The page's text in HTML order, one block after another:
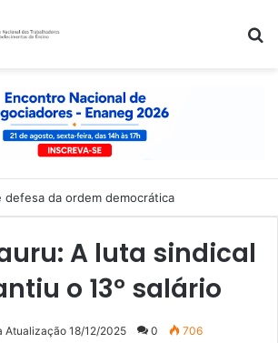
defesa da ordem democrática
A luta sindical
o 13º salário
Atualização 18/12/2025 0 706